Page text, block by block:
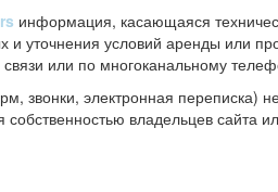
информация, касающаяся
и уточнения условий аренды
или по многоканальному
звонки, электронная переписка)
владельцев сайта